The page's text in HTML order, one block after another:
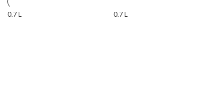
0.7 L 0.7 L